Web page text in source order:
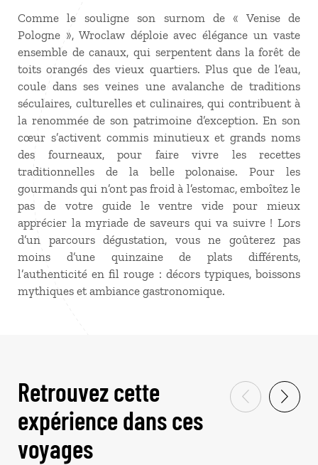
Comme le souligne son surnom de « Venise de
Pologne », Wroclaw déploie avec élégance un vaste
ensemble de canaux, qui serpentent dans la forêt de
toits orangés des vieux quartiers. Plus que de l’eau,
coule dans ses veines une avalanche de traditions
séculaires, culturelles et culinaires, qui contribuent à
la renommée de son patrimoine d’exception. En son
cœur s’activent commis minutieux et grands noms
des fourneaux, pour faire vivre les recettes
traditionnelles de la belle polonaise. Pour les
gourmands qui n’ont pas froid à l’estomac, emboîtez le
pas de votre guide le ventre vide pour mieux
apprécier la myriade de saveurs qui va suivre ! Lors
d’un parcours dégustation, vous ne goûterez pas
moins d’une quinzaine de plats différents,
l’authenticité en fil rouge : décors typiques, boissons
mythiques et ambiance gastronomique.
Retrouvez cette
expérience dans ces
voyages